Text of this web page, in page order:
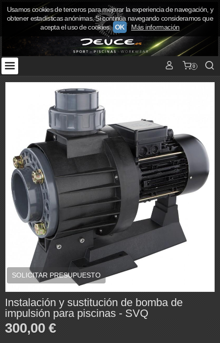
0
SOLICITAR PRESUPUESTO
Instalación y sustitución de bomba de
impulsión para piscinas - SVQ
300,00 €
Usamos cookies de terceros para mejorar la experiencia de navegación, y
obtener estadísticas anónimas. Si continúa navegando consideramos que
acepta el uso de cookies. OK Más información